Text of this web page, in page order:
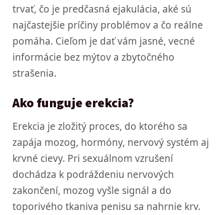
trvať, čo je predčasná ejakulácia, aké sú
najčastejšie príčiny problémov a čo reálne
pomáha. Cieľom je dať vám jasné, vecné
informácie bez mýtov a zbytočného
strašenia.
Ako funguje erekcia?
Erekcia je zložitý proces, do ktorého sa
zapája mozog, hormóny, nervový systém aj
krvné cievy. Pri sexuálnom vzrušení
dochádza k podráždeniu nervových
zakončení, mozog vyšle signál a do
toporivého tkaniva penisu sa nahrnie krv.